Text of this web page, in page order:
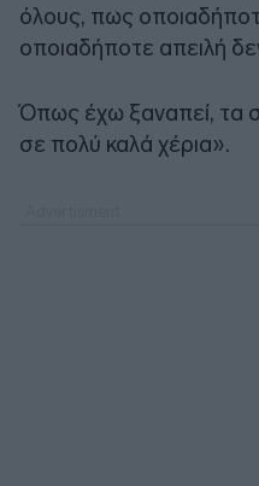
όλους, πως
οποιαδήποτε απειλή
Όπως έχω ξαναπεί, τα
σε πολύ καλά χέρια».